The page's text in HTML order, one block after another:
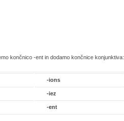
končnico -ent in dodamo končnice konjunktiva:
-ions
-iez
-ent